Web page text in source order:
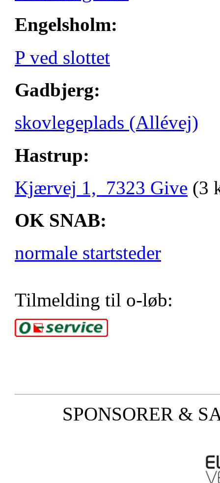
Engelsholm:
P ved slottet
Gadbjerg:
skovlegeplads (Allévej)
Hastrup:
Kjærvej 1, 7323 Give (3
OK SNAB:
normale startsteder
Tilmelding til o-løb:
SPONSORER &